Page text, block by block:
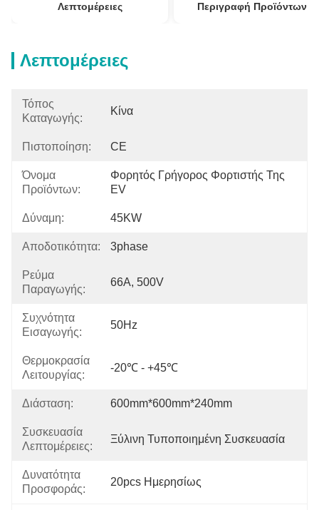
Λεπτομέρειες Περιγραφή Προϊόντων
Λεπτομέρειες
Τόπος
Καταγωγής:
Κίνα
Πιστοποίηση: CE
Όνομα
Προϊόντων:
Φορητός Γρήγορος Φορτιστής Της
EV
Δύναμη: 45KW
Αποδοτικότητα: 3phase
Ρεύμα
Παραγωγής:
66A, 500V
Συχνότητα
Εισαγωγής:
50Hz
Θερμοκρασία
Λειτουργίας:
-20℃ - +45℃
Διάσταση: 600mm*600mm*240mm
Συσκευασία
Λεπτομέρειες:
Ξύλινη Τυποποιημένη Συσκευασία
Δυνατότητα
Προσφοράς:
20pcs Ημερησίως